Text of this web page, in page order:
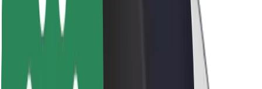
Média
Urban Fund
Utasbiztonság